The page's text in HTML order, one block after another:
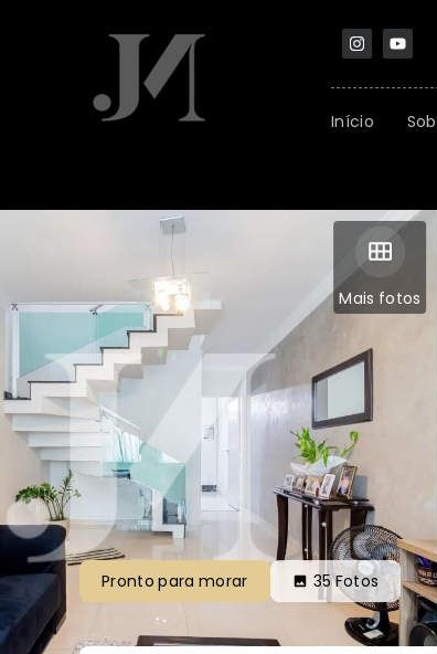
Início
Mais fotos
Pronto para morar 35Fotos